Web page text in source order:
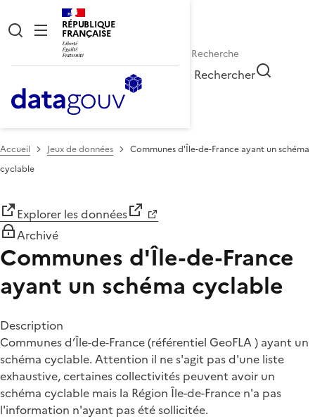
RÉPUBLIQUE
FRANÇAISE
Rechercher
Accueil Jeux de données
Communes d'Île-de-France ayant un schéma
cyclable
Explorer les données
Archivé
Communes d'Île-de-France
ayant un schéma cyclable
Description
Communes d’Île-de-France (référentiel GeoFLA ) ayant un
schéma cyclable. Attention il ne s'agit pas d'une liste
exhaustive, certaines collectivités peuvent avoir un
schéma cyclable mais la Région Île-de-France n'a pas
l'information n'ayant pas été sollicitée.